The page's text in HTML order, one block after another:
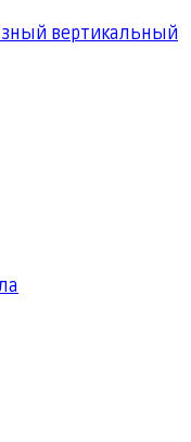
вертикальный